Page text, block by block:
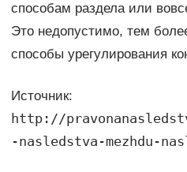
способам раздела или
Это недопустимо, тем
способы урегулирования
Источник:
http://
-nasledstva-mezhdu-